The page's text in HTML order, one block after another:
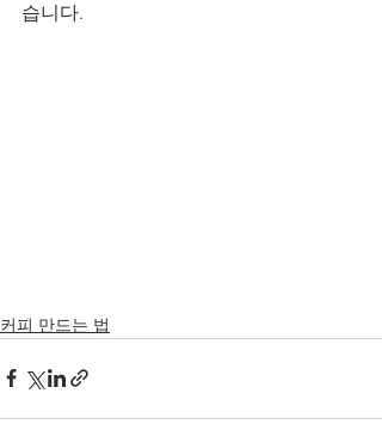
습니다.
커피 만드는 법